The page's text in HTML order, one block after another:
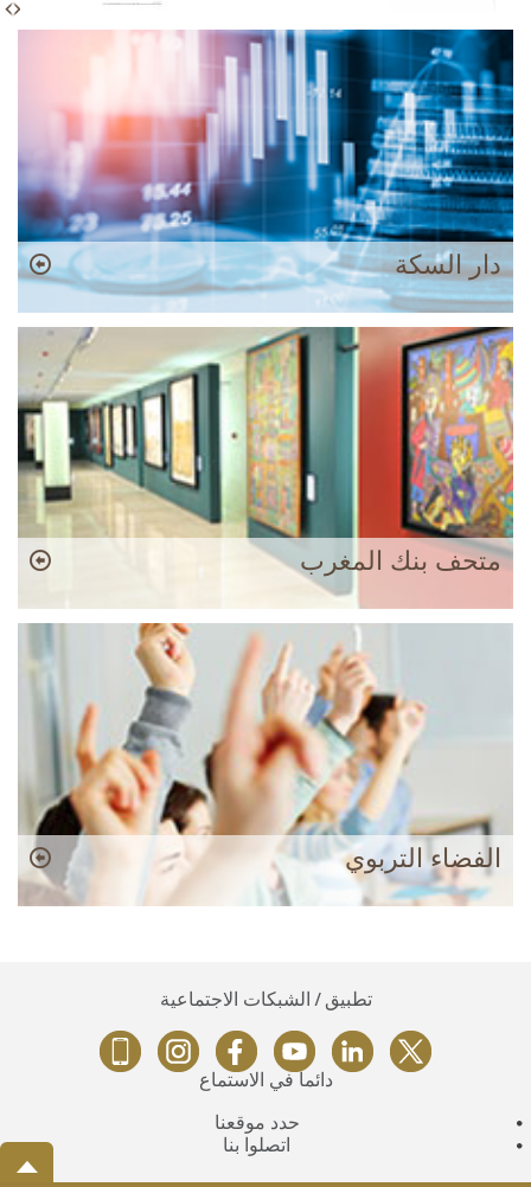
دار السكة
متحف بنك المغرب
الفضاء التربوي
تطبيق / الشبكات الاجتماعية
دائماً في الاستماع
حدد موقعنا
اتصلوا بنا